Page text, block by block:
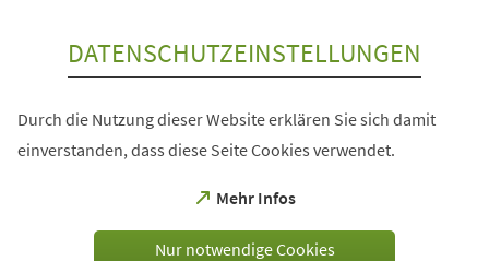
DATENSCHUTZEINSTELLUNGEN
Durch die Nutzung dieser Website erklären Sie sich damit
einverstanden, dass diese Seite Cookies verwendet.
Mehr Infos
(Öffnet
einem
Nur notwendige Cookies